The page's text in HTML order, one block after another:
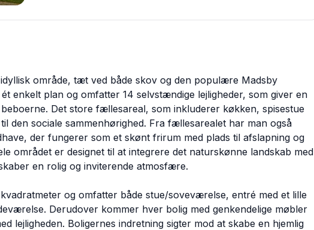
område, tæt ved både skov og den populære Madsby
enkelt plan og omfatter 14 selvstændige lejligheder, som giver en
Det store fællesareal, som inkluderer køkken, spisestue
den sociale sammenhørighed. Fra fællesarealet har man også
der fungerer som et skønt frirum med plads til afslapning og
området er designet til at integrere det naturskønne landskab med
en rolig og inviterende atmosfære.
og omfatter både stue/soveværelse, entré med et lille
Derudover kommer hver bolig med genkendelige møbler
lejligheden. Boligernes indretning sigter mod at skabe en hjemlig